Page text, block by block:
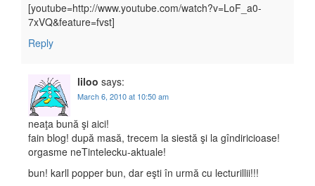
[youtube=http://www.youtube.com/watch?v=LoF_a0-
7xVQ&feature=fvst]
Reply
liloo says:
March 6, 2010 at 10:50 am
neaţa bună şi aici!
fain blog! după masă, trecem la siestă şi la gîndiricioase!
orgasme neTintelecku-aktuale!
bun! karll popper bun, dar eşti în urmă cu lecturillii!!!